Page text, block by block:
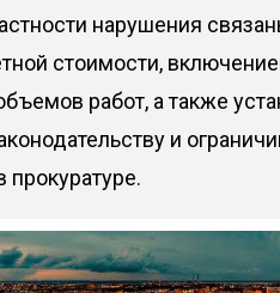
нарушения
стоимости,
работ, а также
и
прокуратуре.